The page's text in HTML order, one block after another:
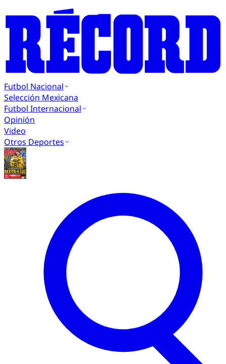
Futbol Nacional
Selección Mexicana
Futbol Internacional
Opinión
Video
Otros Deportes